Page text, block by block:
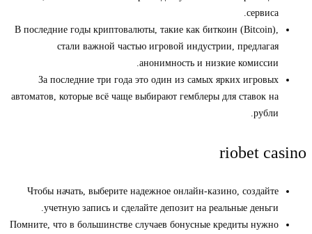
сервиса.
В последние годы криптовалюты, такие как биткоин (Bitcoin),
стали важной частью игровой индустрии, предлагая
анонимность и низкие комиссии.
За последние три года это один из самых ярких игровых
автоматов, которые всё чаще выбирают гемблеры для ставок на
рубли.
riobet casino
Чтобы начать, выберите надежное онлайн-казино, создайте
учетную запись и сделайте депозит на реальные деньги.
Помните, что в большинстве случаев бонусные кредиты нужно